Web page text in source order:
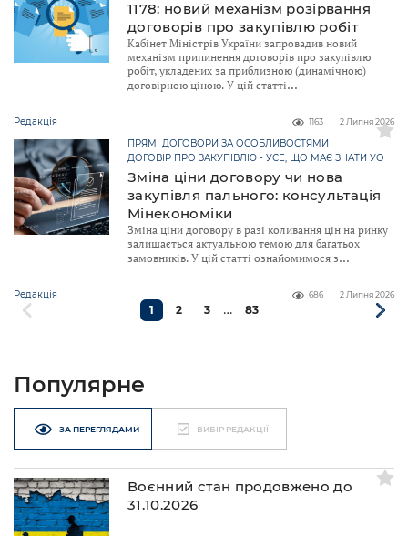
1178: новий механізм розірвання
договорів про закупівлю робіт
Кабінет Міністрів України запровадив новий
механізм припинення договорів про закупівлю
робіт, укладених за приблизною (динамічною)
договірною ціною. У цій статті
Редакція 1163 2 Липня 2026
Зміна ціни договору чи нова
закупівля пального: консультація
Мінекономіки
ПРЯМІ ДОГОВОРИ ЗА ОСОБЛИВОСТЯМИ
ДОГОВІР ПРО ЗАКУПІВЛЮ - УСЕ, ЩО МАЄ ЗНАТИ УО
Зміна ціни договору в разі коливання цін на ринку
залишається актуальною темою для багатьох
замовників. У цій статті ознайомимося з
Редакція 686 2 Липня 2026
1 2 3 … 83
Популярне
ЗА ПЕРЕГЛЯДАМИ ВИБІР РЕДАКЦІЇ
Воєнний стан продовжено до
31.10.2026